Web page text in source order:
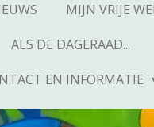
MIJN VRIJE
ALS DE DAGERAAD...
EN INFORMATIE